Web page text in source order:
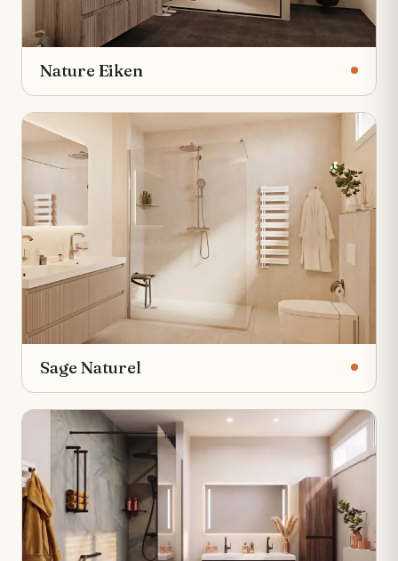
Nature Eiken
Sage Naturel